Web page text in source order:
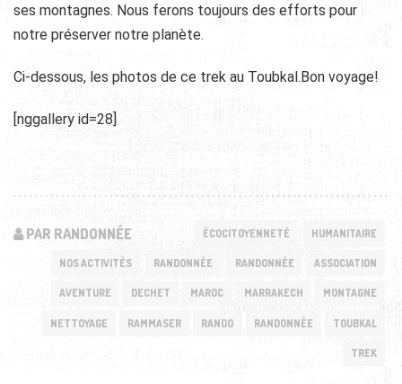
ses montagnes. Nous ferons toujours des efforts pour
notre préserver notre planète.
Ci-dessous, les photos de ce trek au Toubkal.Bon voyage!
[nggallery id=28]
PAR RANDONNÉE ÉCOCITOYENNETÉ HUMANITAIRE
NOS ACTIVITÉS RANDONNÉE RANDONNÉE ASSOCIATION
AVENTURE DECHET MAROC MARRAKECH MONTAGNE
NETTOYAGE RAMMASER RANDO RANDONNÉE TOUBKAL
TREK